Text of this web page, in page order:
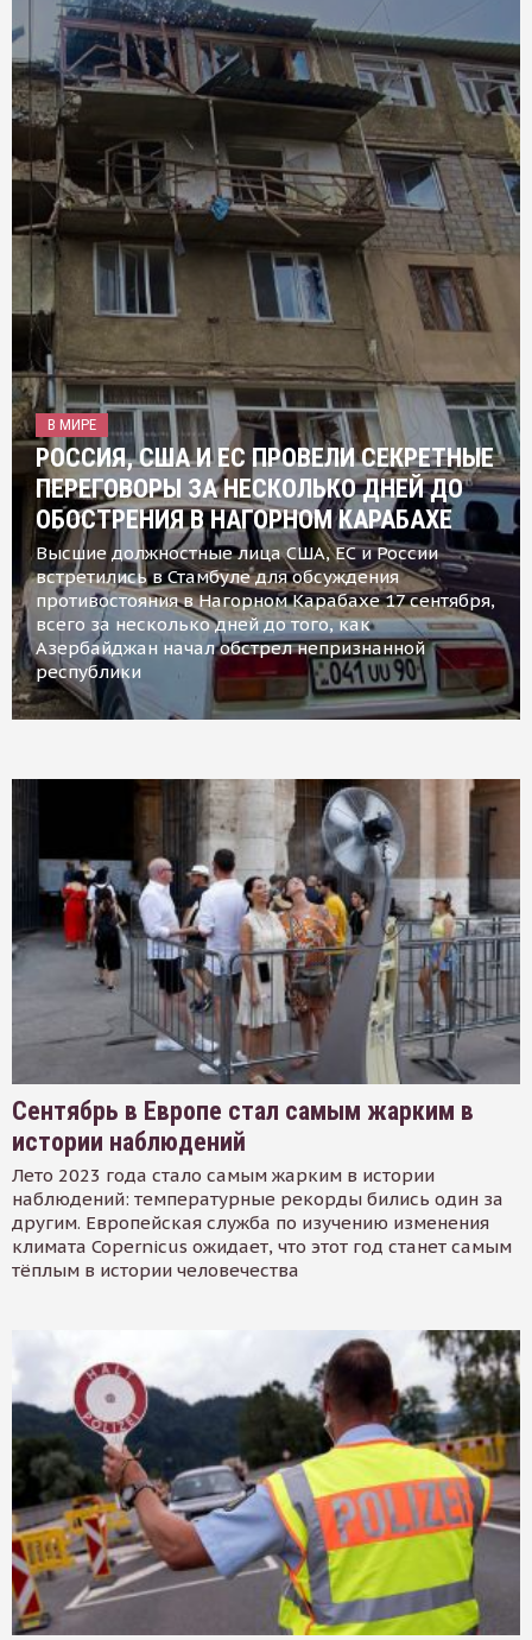
В МИРЕ
РОССИЯ, США И ЕС ПРОВЕЛИ СЕКРЕТНЫЕ
ПЕРЕГОВОРЫ ЗА НЕСКОЛЬКО ДНЕЙ ДО
ОБОСТРЕНИЯ В НАГОРНОМ КАРАБАХЕ
Высшие должностные лица США, ЕС и России
встретились в Стамбуле для обсуждения
противостояния в Нагорном Карабахе 17 сентября,
всего за несколько дней до того, как
Азербайджан начал обстрел непризнанной
республики
Сентябрь в Европе стал самым жарким в
истории наблюдений
Лето 2023 года стало самым жарким в истории
наблюдений: температурные рекорды бились один за
другим. Европейская служба по изучению изменения
климата Copernicus ожидает, что этот год станет самым
тёплым в истории человечества